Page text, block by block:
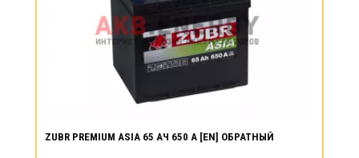
ZUBR PREMIUM ASIA 65 АЧ 650 А [EN] ОБРАТНЫЙ